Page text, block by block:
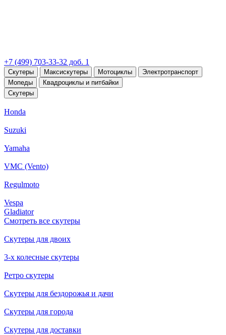
+7 (499) 703-33-32 доб. 1
Скутеры Максискутеры Мотоциклы
Электротранспорт
Мопеды
Квадроциклы и питбайки
Скутеры
Honda
Suzuki
Yamaha
VMC (Vento)
Regulmoto
Vespa
Gladiator
Смотреть все скутеры
Скутеры для двоих
3-х колесные скутеры
Ретро скутеры
Скутеры для бездорожья и дачи
Скутеры для города
Скутеры для доставки